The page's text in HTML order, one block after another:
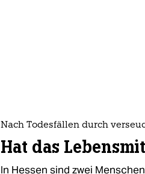
Nach Todesfällen durch
Hat das
In Hessen sind zwei